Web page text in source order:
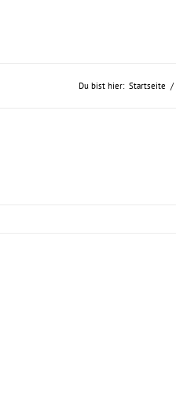
Du bist hier: Startseite /